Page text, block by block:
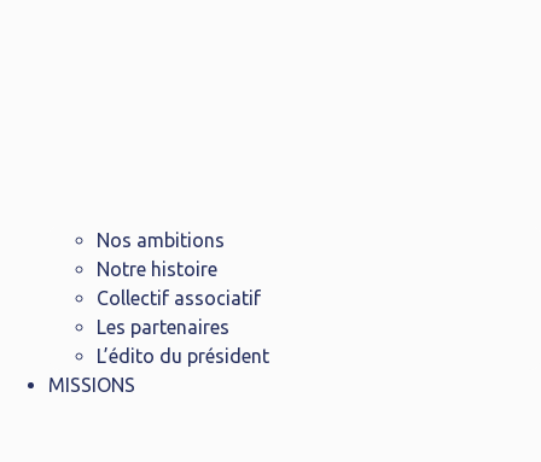
Nos ambitions
Notre histoire
Collectif associatif
Les partenaires
L’édito du président
MISSIONS